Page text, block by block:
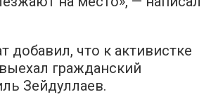
добавил, что к активистке
гражданский
Зейдуллаев.